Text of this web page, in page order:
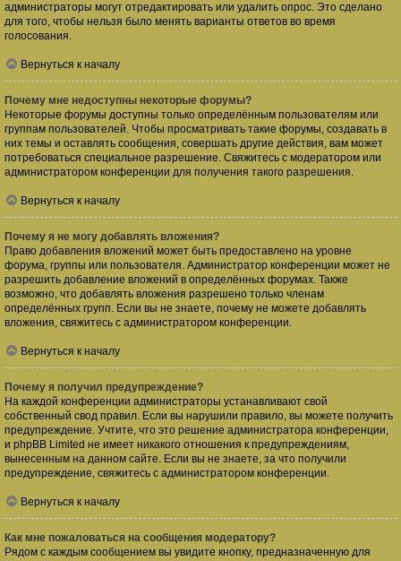
администраторы могут отредактировать или удалить опрос. Это сделано
для того, чтобы нельзя было менять варианты ответов во время
голосования.
Вернуться к началу
Почему мне недоступны некоторые форумы?
Некоторые форумы доступны только определённым пользователям или
группам пользователей. Чтобы просматривать такие форумы, создавать в
них темы и оставлять сообщения, совершать другие действия, вам может
потребоваться специальное разрешение. Свяжитесь с модератором или
администратором конференции для получения такого разрешения.
Вернуться к началу
Почему я не могу добавлять вложения?
Право добавления вложений может быть предоставлено на уровне
форума, группы или пользователя. Администратор конференции может не
разрешить добавление вложений в определённых форумах. Также
возможно, что добавлять вложения разрешено только членам
определённых групп. Если вы не знаете, почему не можете добавлять
вложения, свяжитесь с администратором конференции.
Вернуться к началу
Почему я получил предупреждение?
На каждой конференции администраторы устанавливают свой
собственный свод правил. Если вы нарушили правило, вы можете получить
предупреждение. Учтите, что это решение администратора конференции,
и phpBB Limited не имеет никакого отношения к предупреждениям,
вынесенным на данном сайте. Если вы не знаете, за что получили
предупреждение, свяжитесь с администратором конференции.
Вернуться к началу
Как мне пожаловаться на сообщения модератору?
Рядом с каждым сообщением вы увидите кнопку, предназначенную для